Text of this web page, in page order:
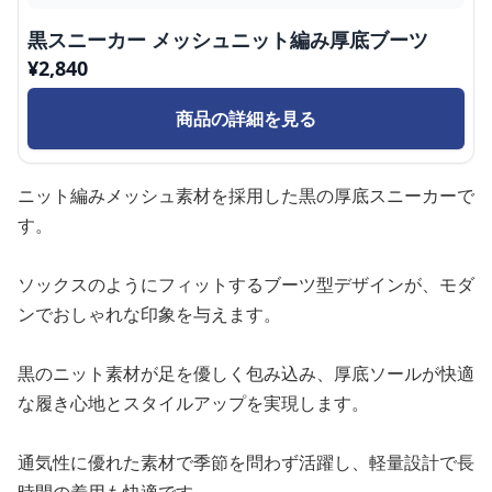
黒スニーカー メッシュニット編み厚底ブーツ
¥2,840
商品の詳細を見る
ニット編みメッシュ素材を採用した黒の厚底スニーカーで
す。
ソックスのようにフィットするブーツ型デザインが、モダ
ンでおしゃれな印象を与えます。
黒のニット素材が足を優しく包み込み、厚底ソールが快適
な履き心地とスタイルアップを実現します。
通気性に優れた素材で季節を問わず活躍し、軽量設計で長